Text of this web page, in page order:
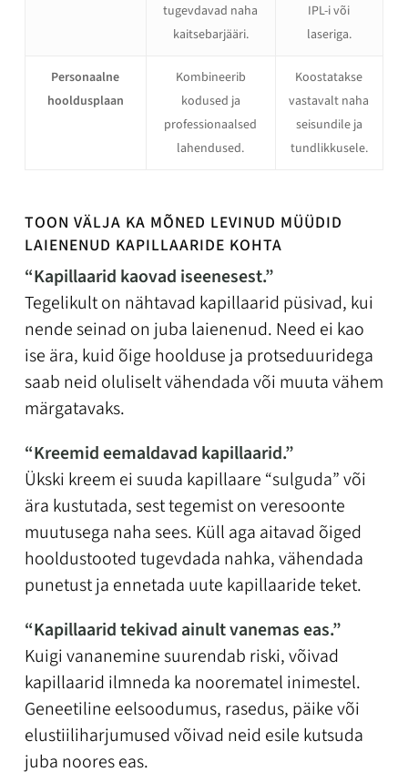
tugevdavad naha
kaitsebarjääri.
IPL-i või
laseriga.
Personaalne
hooldusplaan
Kombineerib
kodused ja
professionaalsed
lahendused.
Koostatakse
vastavalt naha
seisundile ja
tundlikkusele.
TOON VÄLJA KA MÕNED LEVINUD MÜÜDID
LAIENENUD KAPILLAARIDE KOHTA
“Kapillaarid kaovad iseenesest.”
Tegelikult on nähtavad kapillaarid püsivad, kui
nende seinad on juba laienenud. Need ei kao
ise ära, kuid õige hoolduse ja protseduuridega
saab neid oluliselt vähendada või muuta vähem
märgatavaks.
“Kreemid eemaldavad kapillaarid.”
Ükski kreem ei suuda kapillaare “sulguda” või
ära kustutada, sest tegemist on veresoonte
muutusega naha sees. Küll aga aitavad õiged
hooldustooted tugevdada nahka, vähendada
punetust ja ennetada uute kapillaaride teket.
“Kapillaarid tekivad ainult vanemas eas.”
Kuigi vananemine suurendab riski, võivad
kapillaarid ilmneda ka noorematel inimestel.
Geneetiline eelsoodumus, rasedus, päike või
elustiiliharjumused võivad neid esile kutsuda
juba noores eas.